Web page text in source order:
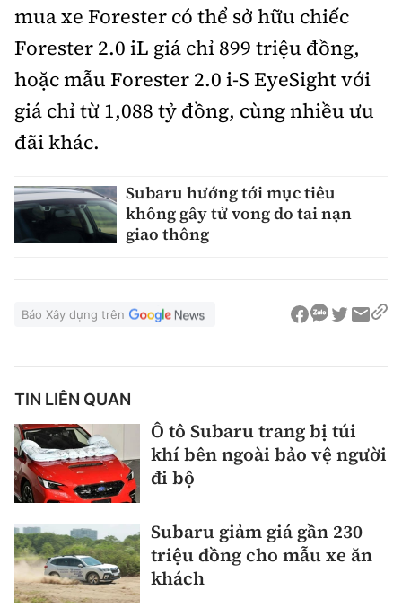
mua xe Forester có thể sở hữu chiếc
Forester 2.0 iL giá chỉ 899 triệu đồng,
hoặc mẫu Forester 2.0 i-S EyeSight với
giá chỉ từ 1,088 tỷ đồng, cùng nhiều ưu
đãi khác.
Subaru hướng tới mục tiêu
không gây tử vong do tai nạn
giao thông
Báo Xây dựng trên
TIN LIÊN QUAN
Ô tô Subaru trang bị túi
khí bên ngoài bảo vệ người
đi bộ
Subaru giảm giá gần 230
triệu đồng cho mẫu xe ăn
khách